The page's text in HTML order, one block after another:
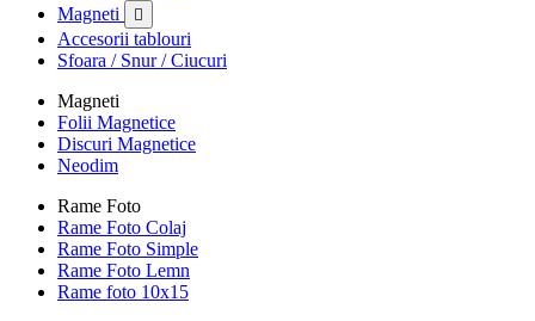
Magneti

Accesorii tablouri
Sfoara / Snur / Ciucuri
Magneti
Folii Magnetice
Discuri Magnetice
Neodim
Rame Foto
Rame Foto Colaj
Rame Foto Simple
Rame Foto Lemn
Rame foto 10x15